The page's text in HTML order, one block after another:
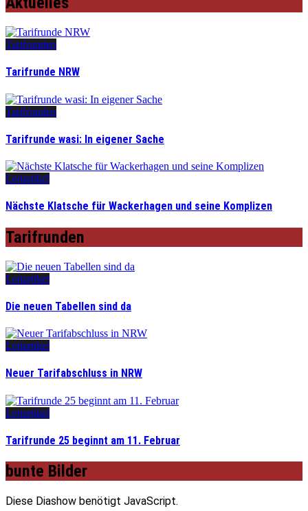
Tarifrunden
Tarifrunde NRW
Tarifrunden
Tarifrunde wasi: In eigener Sache
Leitartikel
Nächste Klatsche für Wackerhagen und seine Komplizen
Tarifrunden
Leitartikel
Die neuen Tabellen sind da
Leitartikel
Neuer Tarifabschluss in NRW
Leitartikel
Tarifrunde 25 beginnt am 11. Februar
bunte Bilder
Diese Diashow benötigt JavaScript.